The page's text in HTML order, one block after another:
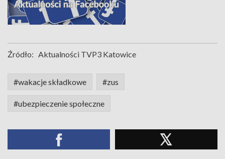
Źródło: Aktualności TVP3 Katowice
#wakacje składkowe #zus
#ubezpieczenie społeczne